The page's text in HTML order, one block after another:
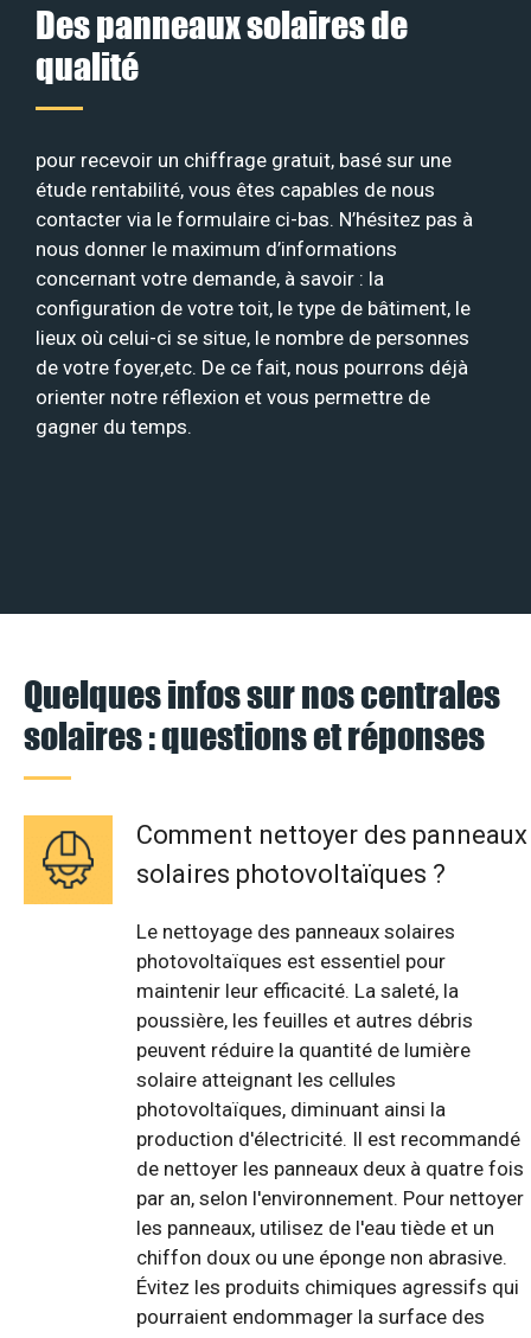
Des panneaux solaires de
qualité
pour recevoir un chiffrage gratuit, basé sur une
étude rentabilité, vous êtes capables de nous
contacter via le formulaire ci-bas. N’hésitez pas à
nous donner le maximum d’informations
concernant votre demande, à savoir : la
configuration de votre toit, le type de bâtiment, le
lieux où celui-ci se situe, le nombre de personnes
de votre foyer,etc. De ce fait, nous pourrons déjà
orienter notre réflexion et vous permettre de
gagner du temps.
Quelques infos sur nos centrales
solaires : questions et réponses
Comment nettoyer des panneaux
solaires photovoltaïques ?
Le nettoyage des panneaux solaires
photovoltaïques est essentiel pour
maintenir leur efficacité. La saleté, la
poussière, les feuilles et autres débris
peuvent réduire la quantité de lumière
solaire atteignant les cellules
photovoltaïques, diminuant ainsi la
production d'électricité. Il est recommandé
de nettoyer les panneaux deux à quatre fois
par an, selon l'environnement. Pour nettoyer
les panneaux, utilisez de l'eau tiède et un
chiffon doux ou une éponge non abrasive.
Évitez les produits chimiques agressifs qui
pourraient endommager la surface des